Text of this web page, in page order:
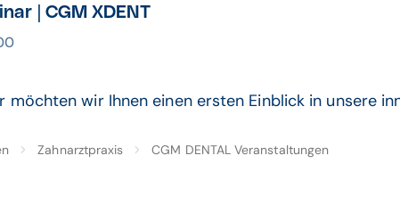
| CGM XDENT
möchten wir Ihnen einen ersten Einblick in unsere
Zahnarztpraxis CGM DENTAL Veranstaltungen